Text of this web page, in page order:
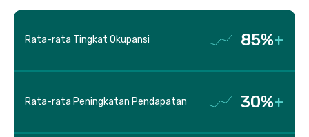
Rata-rata Tingkat Okupansi 85%+
Rata-rata Peningkatan Pendapatan 30%+